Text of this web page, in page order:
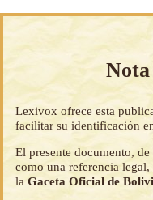
Lexivox ofrece esta
facilitar su identificación
El presente documento,
como una referencia
laGaceta Oficial de